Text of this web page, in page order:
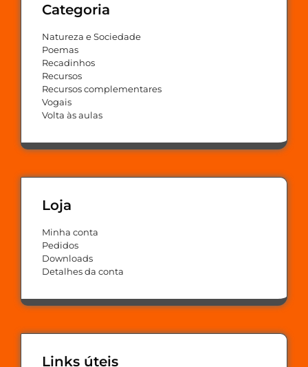
Categoria
Natureza e Sociedade
Poemas
Recadinhos
Recursos
Recursos complementares
Vogais
Volta às aulas
Loja
Minha conta
Pedidos
Downloads
Detalhes da conta
Links úteis